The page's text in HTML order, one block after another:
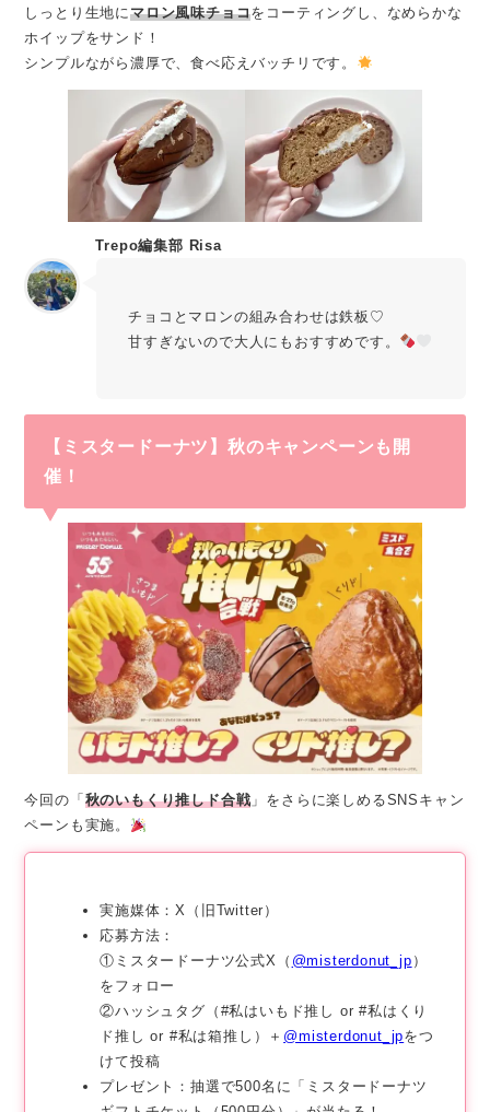
しっとり生地にマロン風味チョコをコーティングし、なめらかな
ホイップをサンド！
シンプルながら濃厚で、食べ応えバッチリです。
Trepo編集部 Risa
チョコとマロンの組み合わせは鉄板♡
甘すぎないので大人にもおすすめです。
【ミスタードーナツ】秋のキャンペーンも開
催！
今回の「 秋のいもくり推しド合戦 」をさらに楽しめるSNSキャン
ペーンも実施。
実施媒体：X（旧Twitter）
応募方法：
①ミスタードーナツ公式X（ @misterdonut_jp ）
をフォロー
②ハッシュタグ（#私はいもド推し or #私はくり
ド推し or #私は箱推し）＋ @misterdonut_jpをつ
けて投稿
プレゼント：抽選で500名に「ミスタードーナツ